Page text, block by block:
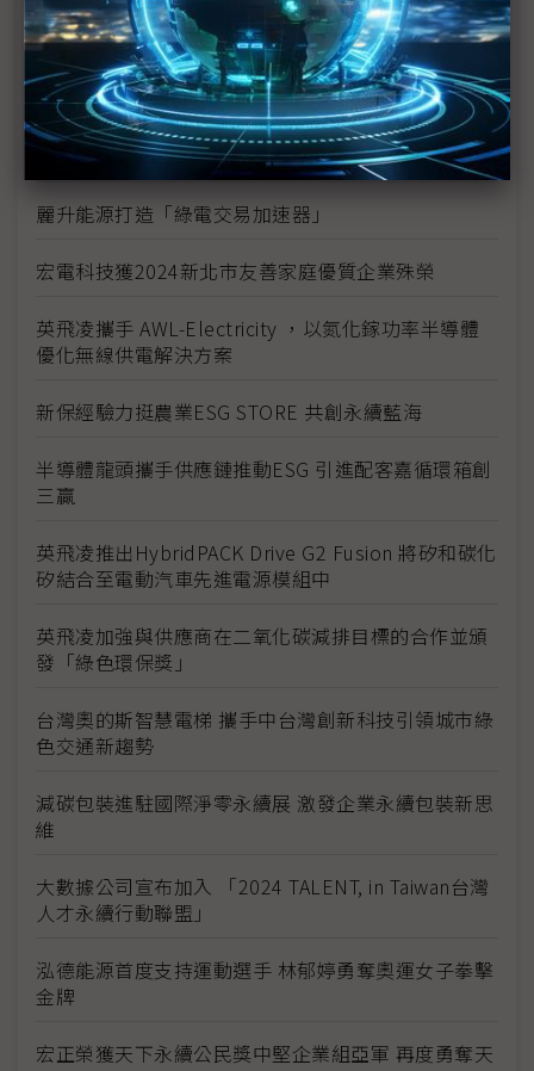
裕富支持攸惜關懷協會 推動水電系計畫
裕融企業打造「文化共融 平權共享」公益精神
大同永續搶攻碳權商機 完成高價藍碳交易
麗升能源打造「綠電交易加速器」
宏電科技獲2024新北市友善家庭優質企業殊榮
英飛凌攜手 AWL-Electricity ，以氮化鎵功率半導體
優化無線供電解決方案
新保經驗力挺農業ESG STORE 共創永續藍海
半導體龍頭攜手供應鏈推動ESG 引進配客嘉循環箱創
三贏
英飛凌推出HybridPACK Drive G2 Fusion 將矽和碳化
矽結合至電動汽車先進電源模組中
英飛凌加強與供應商在二氧化碳減排目標的合作並頒
發「綠色環保獎」
台灣奧的斯智慧電梯 攜手中台灣創新科技引領城市綠
色交通新趨勢
減碳包裝進駐國際淨零永續展 激發企業永續包裝新思
維
大數據公司宣布加入 「2024 TALENT, in Taiwan台灣
人才永續行動聯盟」
泓德能源首度支持運動選手 林郁婷勇奪奧運女子拳擊
金牌
宏正榮獲天下永續公民獎中堅企業組亞軍 再度勇奪天